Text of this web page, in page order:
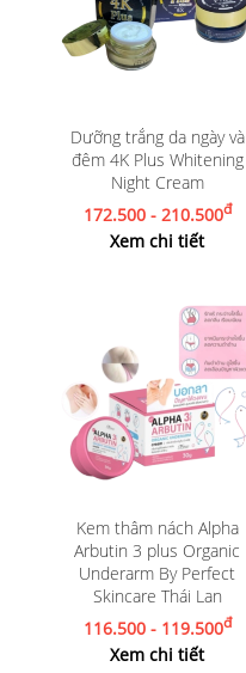
Dưỡng trắng da ngày và
đêm 4K Plus Whitening
Night Cream
172.500 - 210.500đ
Xem chi tiết
Kem thâm nách Alpha
Arbutin 3 plus Organic
Underarm By Perfect
Skincare Thái Lan
116.500 - 119.500đ
Xem chi tiết